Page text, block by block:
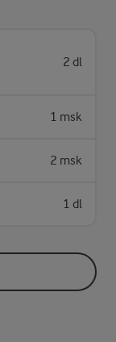
2 dl
1 msk
2 msk
1 dl